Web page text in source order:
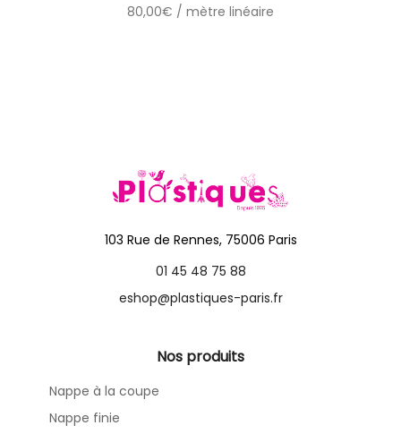
80,00€ / mètre linéaire
103 Rue de Rennes, 75006 Paris
01 45 48 75 88
eshop@plastiques-paris.fr
Nos produits
Nappe à la coupe
Nappe finie